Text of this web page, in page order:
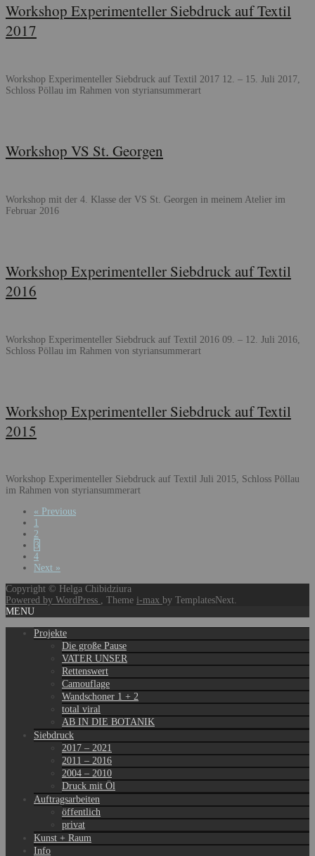
Workshop Experimenteller Siebdruck auf Textil
2017
Workshop Experimenteller Siebdruck auf Textil 2017 12. – 15. Juli 2017,
Schloss Pöllau im Rahmen von styriansummerart
Workshop VS St. Georgen
Workshop mit der 4. Klasse der VS St. Georgen in meinem Atelier im
Februar 2016
Workshop Experimenteller Siebdruck auf Textil
2016
Workshop Experimenteller Siebdruck auf Textil 2016 09. – 12. Juli 2016,
Schloss Pöllau im Rahmen von styriansummerart
Workshop Experimenteller Siebdruck auf Textil
2015
Workshop Experimenteller Siebdruck auf Textil Juli 2015, Schloss Pöllau
im Rahmen von styriansummerart
Posts
navigation
« Previous
1
2
3
4
Next »
Copyright © Helga Chibidziura
Powered by WordPress , Theme i-max by TemplatesNext.
MENU
Projekte
Die große Pause
VATER UNSER
Rettenswert
Camouflage
Wandschoner 1 + 2
total viral
AB IN DIE BOTANIK
Siebdruck
2017 – 2021
2011 – 2016
2004 – 2010
Druck mit Öl
Auftragsarbeiten
öffentlich
privat
Kunst + Raum
Info